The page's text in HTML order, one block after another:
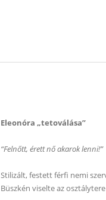
Eleonóra „tetoválása”
“Felnőtt, érett nő akarok lenni!”
Stilizált, festett férfi nemi
Büszkén viselte az